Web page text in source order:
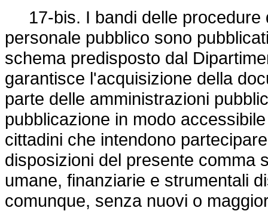
17-bis. I bandi delle procedure
personale pubblico sono
schema predisposto dal
garantisce l'acquisizione della
parte delle amministrazioni
pubblicazione in modo
cittadini che intendono
disposizioni del presente comma
umane, finanziarie e strumentali
comunque, senza nuovi o